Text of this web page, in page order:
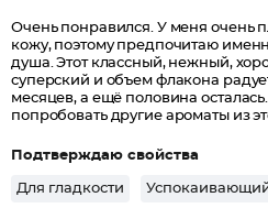
Очень понравился. У меня очень
кожу, поэтому предпочитаю
душа. Этот классный, нежный,
суперский и объем флакона
месяцев, а ещё половина
попробовать другие ароматы из
Подтверждаю свойства
Для гладкости